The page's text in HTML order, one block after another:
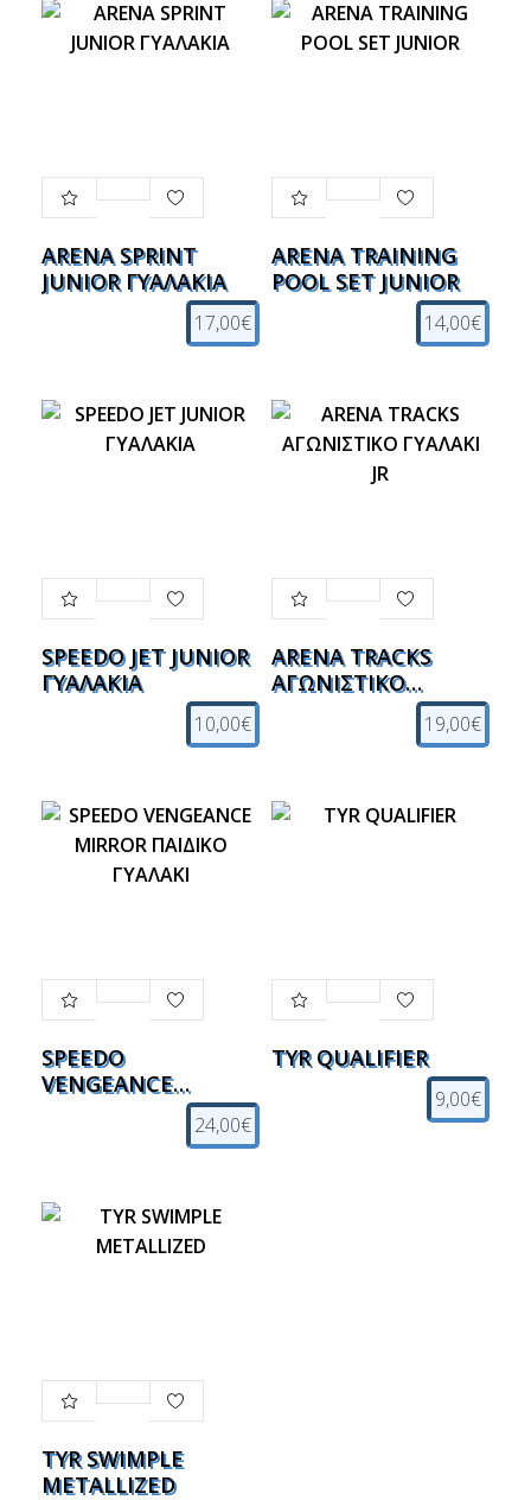
ARENA SPRINT
JUNIOR ΓΥΑΛΑΚΙΑ
17,00€
ARENA TRAINING
POOL SET JUNIOR
14,00€
SPEEDO JET JUNIOR
ΓΥΑΛΑΚΙΑ
10,00€
ARENA TRACKS
ΑΓΩΝΙΣΤΙΚΟ
19,00€
SPEEDO
VENGEANCE
MIRROR ΠΑΙΔΙΚΟ
24,00€
TYR QUALIFIER
9,00€
TYR SWIMPLE
METALLIZED